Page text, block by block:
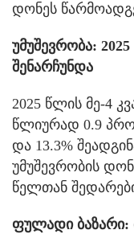
დონეს
უმუშევრობა:
შენარჩუნდა
2025 წლის მე-4
წლიურად 0.9
და 13.3%
უმუშევრობის
წელთან
ფულადი ბაზარი: